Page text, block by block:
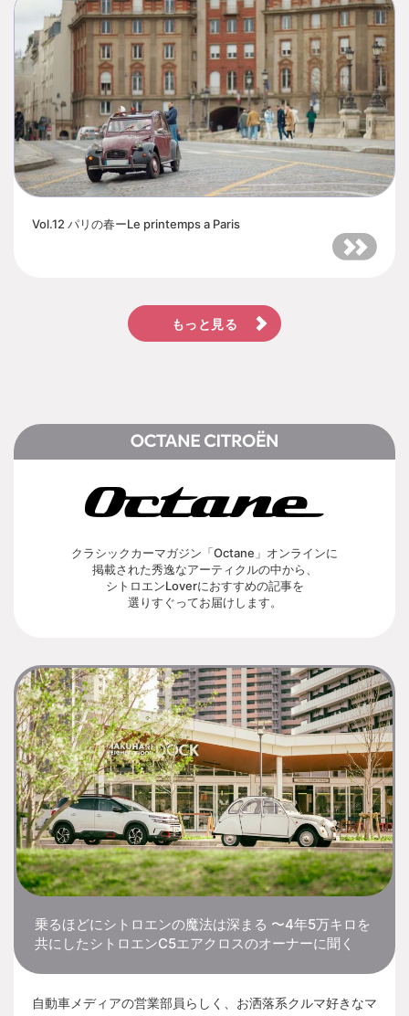
Vol.12 パリの春ーLe printemps a Paris
もっと見る
クラシックカーマガジン「Octane」オンラインに
掲載された秀逸なアーティクルの中から、
シトロエンLoverにおすすめの記事を
選りすぐってお届けします。
乗るほどにシトロエンの魔法は深まる 〜4年5万キロを
共にしたシトロエンC5エアクロスのオーナーに聞く
自動車メディアの営業部員らしく、お洒落系クルマ好きなマ